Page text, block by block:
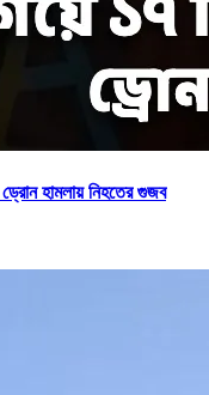
ড্রোন হামলায় নিহতের গুজব